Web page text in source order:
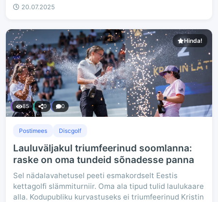
20.07.2025
Hinda!
85 0 0
Postimees Discgolf
Lauluväljakul triumfeerinud soomlanna:
raske on oma tundeid sõnadesse panna
Sel nädalavahetusel peeti esmakordselt Eestis
kettagolfi slämmiturniir. Oma ala tipud tulid laulukaare
alla. Kodupubliku kurvastuseks ei triumfeerinud Kristin